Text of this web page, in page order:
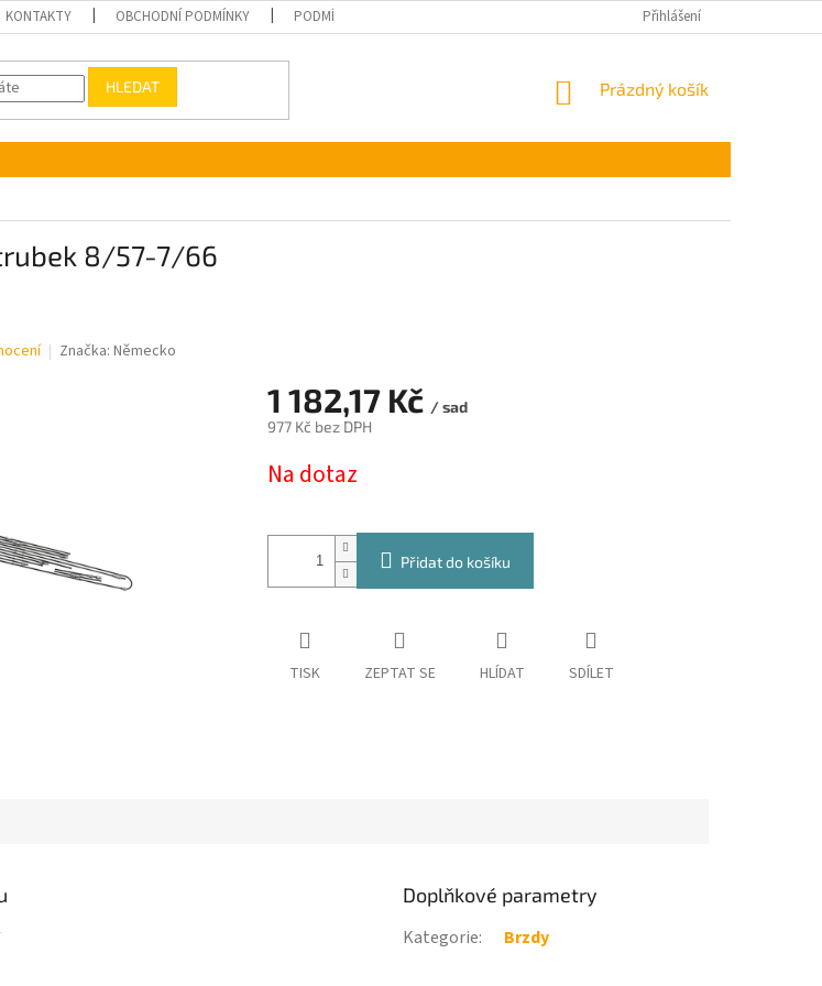
KONTAKTY OBCHODNÍ PODMÍNKY PODMÍNKY OCHRANY OSOBNÍCH ÚDAJŮ Přihlášení
HLEDAT
NÁKUPNÍ
Prázdný košík
8/57-7/66
Značka: Německo
1 182,17 Kč / sad
977 Kč bez DPH
cena:
Na dotaz
Přidat do košíku
TISK ZEPTAT SE HLÍDAT SDÍLET
Doplňkové parametry
Kategorie: Brzdy